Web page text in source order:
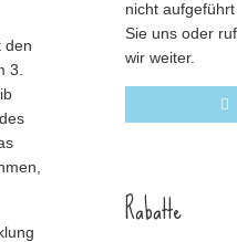
den
3.
nicht
Sie uns oder
wir weiter.
Rabatte